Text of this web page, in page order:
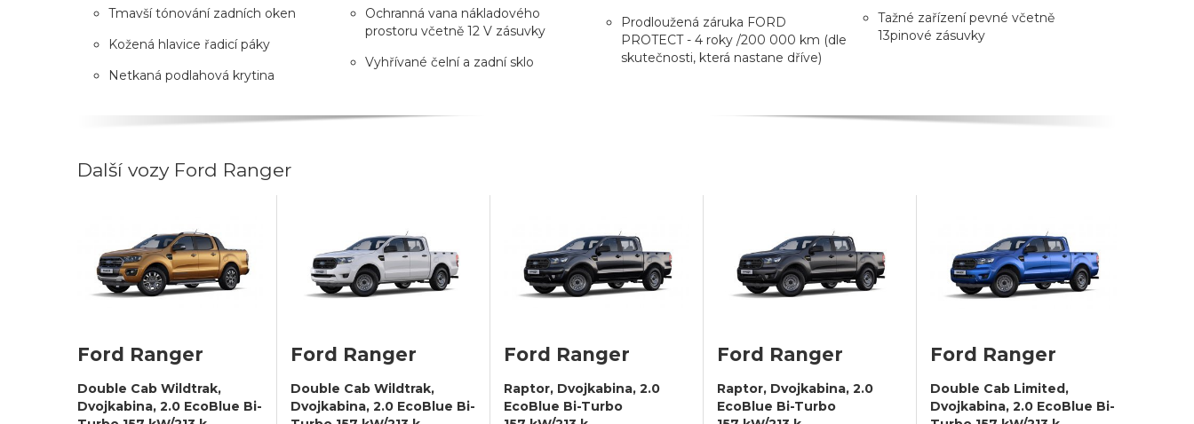
Tmavší tónování zadních oken
Kožená hlavice řadicí páky
Netkaná podlahová krytina
Ochranná vana nákladového
prostoru včetně 12 V zásuvky
Vyhřívané čelní a zadní sklo
Prodloužená záruka FORD
PROTECT - 4 roky /200 000 km (dle
skutečnosti, která nastane dříve)
Tažné zařízení pevné včetně
13pinové zásuvky
Další vozy Ford Ranger
Ford Ranger
Double Cab Wildtrak,
Dvojkabina, 2.0 EcoBlue Bi-
Ford Ranger
Double Cab Wildtrak,
Dvojkabina, 2.0 EcoBlue Bi-
Ford Ranger
Raptor, Dvojkabina, 2.0
EcoBlue Bi-Turbo
Ford Ranger
Raptor, Dvojkabina, 2.0
EcoBlue Bi-Turbo
Ford Ranger
Double Cab Limited,
Dvojkabina, 2.0 EcoBlue Bi-